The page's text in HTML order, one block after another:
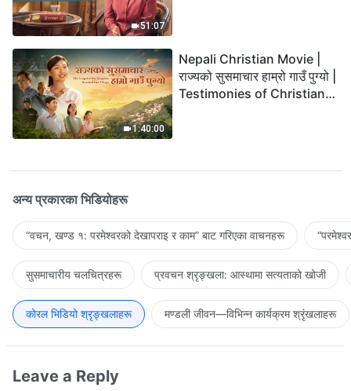
51:07
1:40:00
Nepali Christian Movie |
राज्यको सुसमाचार हाम्रो गाउँ पुग्यो |
Testimonies of Christians
अन्य प्रकारका भिडियोहरू
“वचन, खण्ड १: परमेश्‍वरको देखापराइ र काम” बाट गरिएका वाचनहरू
सुसमाचारीय चलचित्रहरू प्रवचन श्रृङ्खला: आस्थामा सत्यताको खोजी
कोरल भिडियो श्रृङ्खलाहरू मण्डली जीवन—विभिन्‍न कार्यक्रम श्रृंखलाहरू
Leave a Reply